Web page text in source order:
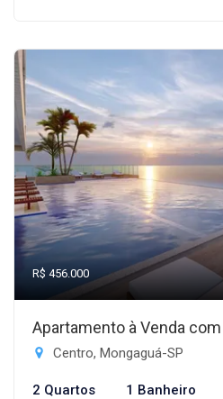
R$ 456.000
Apartamento à Venda
Centro, Mongaguá-SP
2 Quartos 1 Banheiro